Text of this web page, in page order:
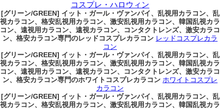
コスプレ・ハロウィン
[グリーン/GREEN] イット・ガール・ヴァンパイ、乱視用カラコン、乱
視カラコン、格安乱視用カラコン、激安乱視用カラコン、韓国乱視カラ
コン、遠視用カラコン、遠視カラコン、コンタクトレンズ、激安カラコ
ン、格安カラコン専門のレッドコスプレカラコン レッドコスプレカラ
コン
[グリーン/GREEN] イット・ガール・ヴァンパイ、乱視用カラコン、乱
視カラコン、格安乱視用カラコン、激安乱視用カラコン、韓国乱視カラ
コン、遠視用カラコン、遠視カラコン、コンタクトレンズ、激安カラコ
ン、格安カラコン専門のホワイトコスプレカラコン ホワイトコスプレ
カラコン
[グリーン/GREEN] イット・ガール・ヴァンパイ、乱視用カラコン、乱
視カラコン、格安乱視用カラコン、激安乱視用カラコン、韓国乱視カラ